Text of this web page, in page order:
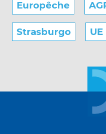
Europêche
Strasburgo UE